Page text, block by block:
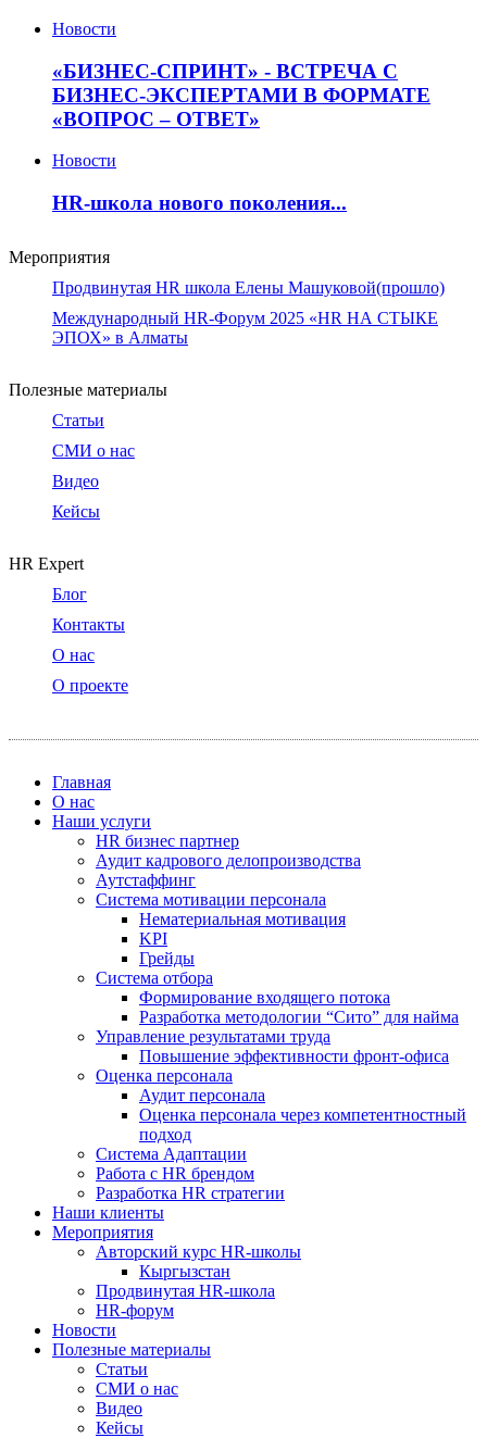
Новости
«БИЗНЕС-СПРИНТ» - ВСТРЕЧА С
БИЗНЕС-ЭКСПЕРТАМИ В ФОРМАТЕ
«ВОПРОС – ОТВЕТ»
Новости
HR-школа нового поколения...
Мероприятия
Продвинутая HR школа Елены Машуковой(прошло)
Международный HR-Форум 2025 «HR НА СТЫКЕ
ЭПОХ» в Алматы
Полезные материалы
Статьи
СМИ о нас
Видео
Кейсы
HR Expert
Блог
Контакты
О нас
О проекте
Главная
О нас
Наши услуги
HR бизнес партнер
Аудит кадрового делопроизводства
Аутстаффинг
Система мотивации персонала
Нематериальная мотивация
KPI
Грейды
Система отбора
Формирование входящего потока
Разработка методологии “Сито” для найма
Управление результатами труда
Повышение эффективности фронт-офиса
Оценка персонала
Аудит персонала
Оценка персонала через компетентностный
подход
Система Адаптации
Работа с HR брендом
Разработка HR стратегии
Наши клиенты
Мероприятия
Авторский курс HR-школы
Кыргызстан
Продвинутая HR-школа
HR-форум
Новости
Полезные материалы
Статьи
СМИ о нас
Видео
Кейсы